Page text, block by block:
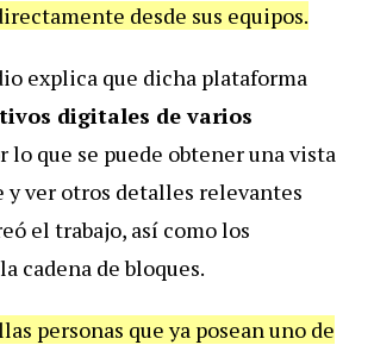
desde sus equipos.
explica que dicha plataforma
digitales de varios
lo que se puede obtener una vista
y ver otros detalles relevantes
el trabajo, así como los
cadena de bloques.
personas que ya posean uno de